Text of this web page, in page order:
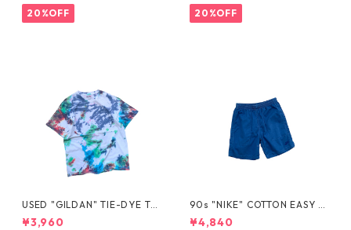
20%OFF 20%OFF
USED "GILDAN" TIE-DYE TE
E
¥3,960
90s "NIKE" COTTON EASY S
HORTS
¥4,840